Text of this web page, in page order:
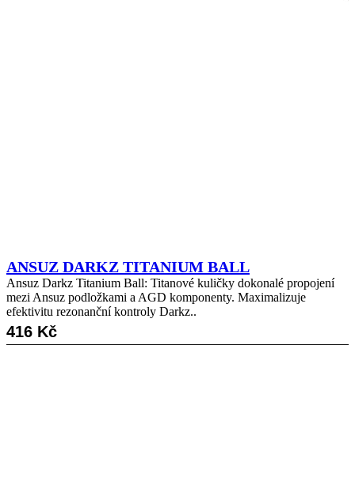
ANSUZ DARKZ TITANIUM BALL
Ansuz Darkz Titanium Ball: Titanové kuličky dokonalé propojení
mezi Ansuz podložkami a AGD komponenty. Maximalizuje
efektivitu rezonanční kontroly Darkz..
416 Kč